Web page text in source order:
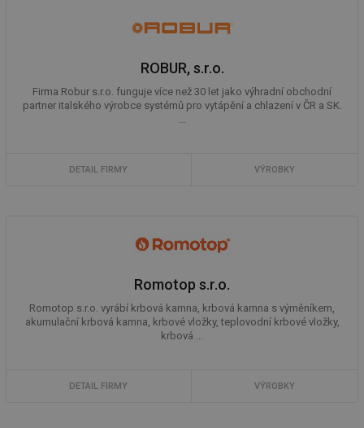
ROBUR, s.r.o.
Firma Robur s.r.o. funguje více než 30 let jako výhradní obchodní
partner italského výrobce systémů pro vytápění a chlazení v ČR a SK.
...
DETAIL FIRMY VÝROBKY
Romotop s.r.o.
Romotop s.r.o. vyrábí krbová kamna, krbová kamna s výměníkem,
akumulační krbová kamna, krbové vložky, teplovodní krbové vložky,
krbová ...
DETAIL FIRMY VÝROBKY